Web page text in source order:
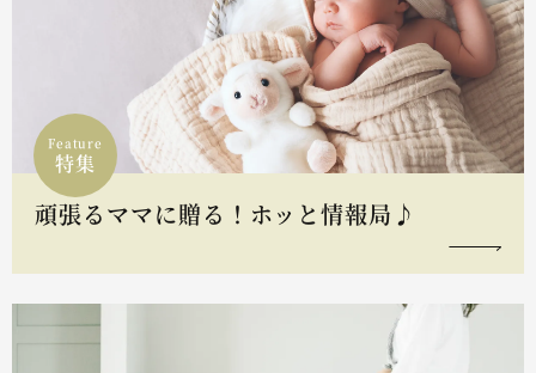
Feature
特集
頑張るママに贈る！ホッと情報局♪